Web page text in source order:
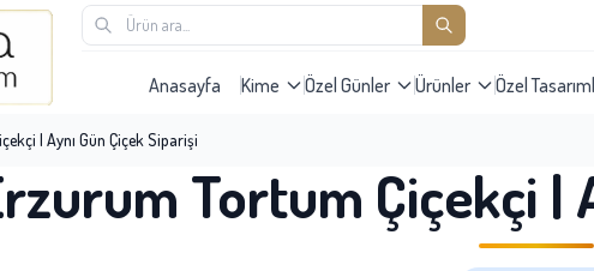
Anasayfa Kime Özel Günler Ürünler Özel
| Aynı Gün Çiçek Siparişi
Tortum Çiçekçi |